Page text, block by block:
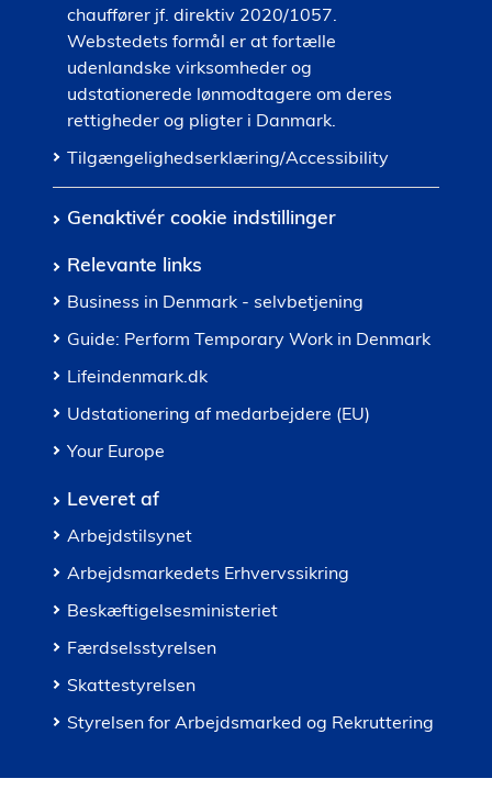
chauffører jf. direktiv 2020/1057.
Webstedets formål er at fortælle
udenlandske virksomheder og
udstationerede lønmodtagere om deres
rettigheder og pligter i Danmark.
Tilgængelighedserklæring/Accessibility
Genaktivér cookie indstillinger
Relevante links
Business in Denmark - selvbetjening
Guide: Perform Temporary Work in Denmark
Lifeindenmark.dk
Udstationering af medarbejdere (EU)
Your Europe
Leveret af
Arbejdstilsynet
Arbejdsmarkedets Erhvervssikring
Beskæftigelsesministeriet
Færdselsstyrelsen
Skattestyrelsen
Styrelsen for Arbejdsmarked og Rekruttering